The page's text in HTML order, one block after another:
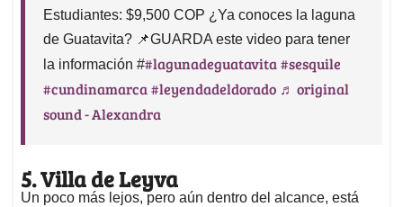
Estudiantes: $9,500 COP ¿Ya conoces la laguna
de Guatavita? 📌GUARDA este video para tener
la información ##lagunadeguatavita#sesquile
#cundinamarca#leyendadeldorado ♬ original
sound - Alexandra
5. Villa de Leyva
Un poco más lejos, pero aún dentro del alcance, está